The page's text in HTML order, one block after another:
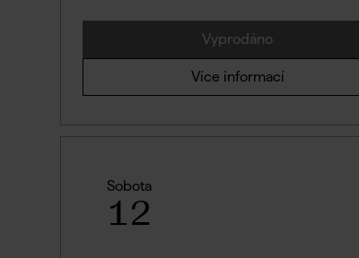
Vyprodáno
Více informací
Sobota
12